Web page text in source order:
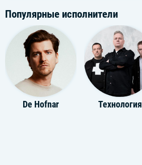
Популярные исполнители
De Hofnar Технология